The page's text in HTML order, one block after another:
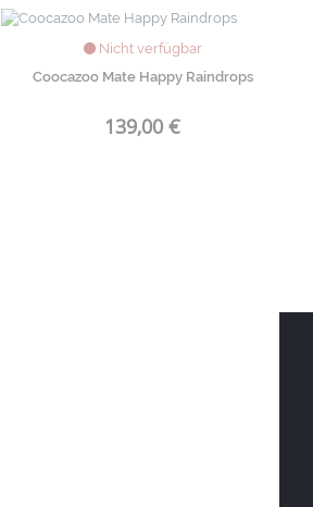
Nicht verfügbar
Coocazoo Mate Happy Raindrops
139,00 €